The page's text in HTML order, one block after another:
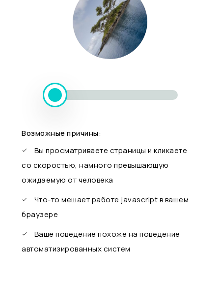
Возможные причины:
Вы просматриваете страницы и кликаете
со скоростью, намного превышающую
ожидаемую от человека
Что-то мешает работе javascript в вашем
браузере
Ваше поведение похоже на поведение
автоматизированных систем